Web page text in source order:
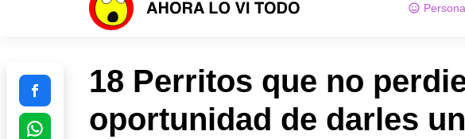
18 Perritos que no
oportunidad de darles